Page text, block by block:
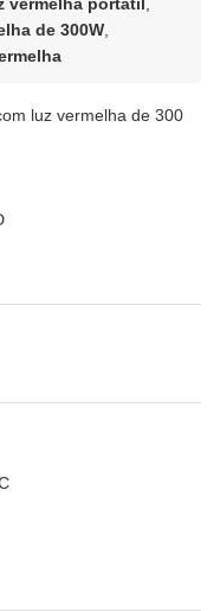
de 300W
luz vermelha de 300